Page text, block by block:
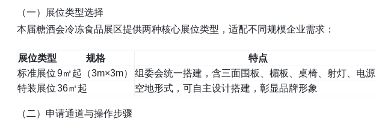
（一）展位类型选择
本届糖酒会冷冻食品展区提供两种核心展位类型，适配不同规模企业需求：
展位类型 规格 特点
标准展位9㎡起（3m×3m） 组委会统一搭建，含三面围板、楣板、桌椅、射灯、电源
特装展位36㎡起 空地形式，可自主设计搭建，彰显品牌形象
（二）申请通道与操作步骤